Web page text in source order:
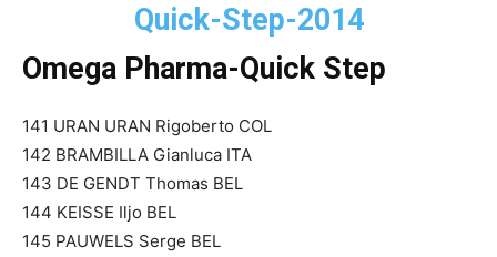
Omega Pharma-Quick Step
141 URAN URAN Rigoberto COL
142 BRAMBILLA Gianluca ITA
143 DE GENDT Thomas BEL
144 KEISSE Iljo BEL
145 PAUWELS Serge BEL